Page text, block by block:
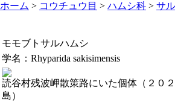
ホーム > コウチュウ目 > ハムシ科 > サ
モモブトサルハムシ
学名： Rhyparida sakisimensis
読谷村残波岬散策路にいた個体（２０
島）